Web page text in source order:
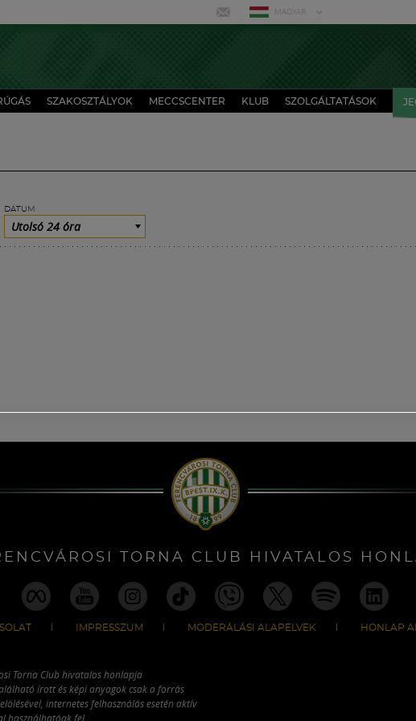
MAGYAR
SZAKOSZTÁLYOK MECCSCENTER KLUB SZOLGÁLTATÁSOK
DÁTUM
Utolsó 24 óra
TORNA CLUB HIVATALOS
IMPRESSZUM MODERÁLÁSI ALAPELVEK HONLAP
Torna Club hivatalos honlapja
írott és képi anyagok csak a forrás
internetes felhasználás esetén aktív
használhatóak fel.